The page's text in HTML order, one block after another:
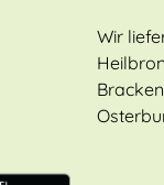
Wir